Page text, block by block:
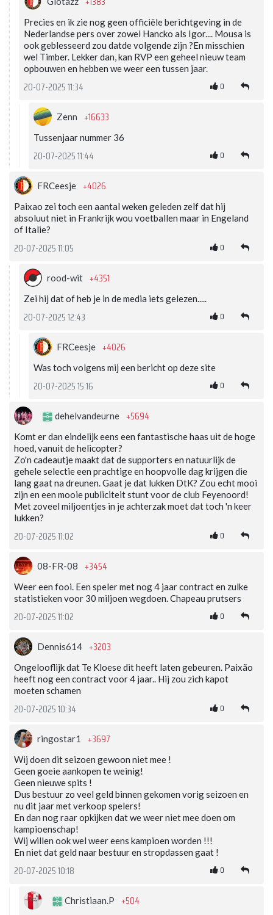
Precies en ik zie nog geen officiële berichtgeving in de
Nederlandse pers over zowel Hancko als Igor.... Mousa is
ook geblesseerd zou datde volgende zijn ?En misschien
wel Timber. Lekker dan, kan RVP een geheel nieuw team
opbouwen en hebben we weer een tussen jaar.
20-07-2025 11:34 0
Zenn +16633
Tussenjaar nummer 36
20-07-2025 11:44 0
FRCeesje +4026
Paixao zei toch een aantal weken geleden zelf dat hij
absoluut niet in Frankrijk wou voetballen maar in Engeland
of Italie?
20-07-2025 11:05 0
rood-wit +4351
Zei hij dat of heb je in de media iets gelezen.....
20-07-2025 12:43 0
FRCeesje +4026
Was toch volgens mij een bericht op deze site
20-07-2025 15:16 0
dehelvandeurne +5694
Komt er dan eindelijk eens een fantastische haas uit de hoge
hoed, vanuit de helicopter?
Zo'n cadeautje maakt dat de supporters en natuurlijk de
gehele selectie een prachtige en hoopvolle dag krijgen die
lang gaat na dreunen. Gaat je dat lukken DtK? Zou echt mooi
zijn en een mooie publiciteit stunt voor de club Feyenoord!
Met zoveel miljoentjes in je achterzak moet dat toch 'n keer
lukken?
20-07-2025 11:02 0
08-FR-08 +3454
Weer een fooi. Een speler met nog 4 jaar contract en zulke
statistieken voor 30 miljoen wegdoen. Chapeau prutsers
20-07-2025 11:02 0
Dennis614 +3203
Ongelooflijk dat Te Kloese dit heeft laten gebeuren. Paixão
heeft nog een contract voor 4 jaar.. Hij zou zich kapot
moeten schamen
20-07-2025 10:34 0
ringostar1 +3697
Wij doen dit seizoen gewoon niet mee !
Geen goeie aankopen te weinig!
Geen nieuwe spits !
Dus bestuur zo veel geld binnen gekomen vorig seizoen en
nu dit jaar met verkoop spelers!
En dan nog raar opkijken dat we weer niet mee doen om
kampioenschap!
Wij willen ook wel weer eens kampioen worden !!!
En niet dat geld naar bestuur en stropdassen gaat !
20-07-2025 10:18 0
Christiaan.P +504